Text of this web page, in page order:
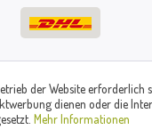
©
der Website erforderlich
dienen oder die
Mehr Informationen